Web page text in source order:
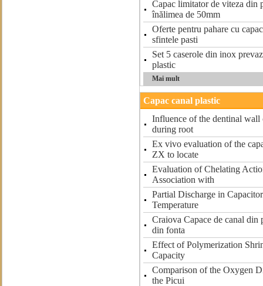
Capac limitator de viteza din
înălimea de 50mm
Oferte pentru pahare cu
sfintele pasti
Set 5 caserole din inox
plastic
Mai mult
Capac canal plastic
Influence of the dentinal
during root
Ex vivo evaluation of the
ZX to locate
Evaluation of Chelating
Association with
Partial Discharge in
Temperature
Craiova Capace de canal din
din fonta
Effect of Polymerization
Capacity
Comparison of the Oxygen
the Picui